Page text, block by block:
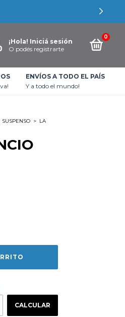
¡Hola! Iniciá sesión
O podés registrarte
0
ENVÍOS A TODO EL PAÍS
Y a todo el mundo!
SUSPENSO > LA
gratis!
CAMBIAR CP
CALCULAR